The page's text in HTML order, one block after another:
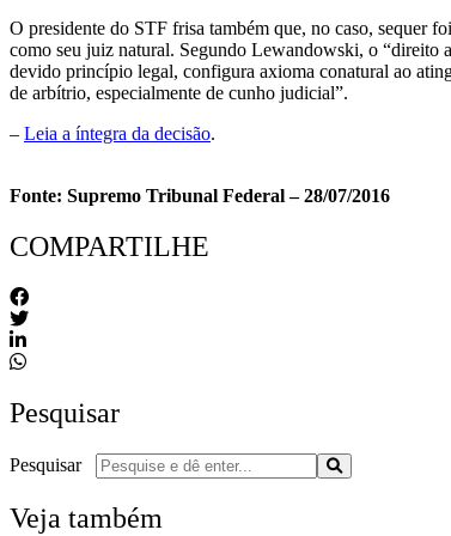
O presidente do STF frisa também que, no caso, sequer
como seu juiz natural. Segundo Lewandowski, o “direito
devido princípio legal, configura axioma conatural ao
de arbítrio, especialmente de cunho judicial”.
– Leia a íntegra da decisão.
Fonte: Supremo Tribunal Federal – 28/07/2016
COMPARTILHE
Pesquisar
Pesquisar
Veja também